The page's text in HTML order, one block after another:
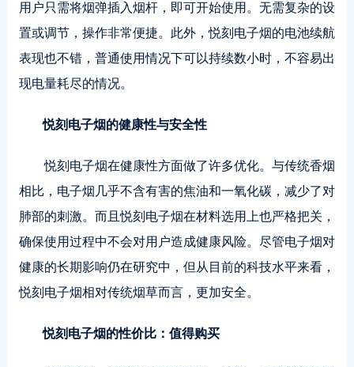
用户只需将烟弹插入烟杆，即可开始使用。无需复杂的设
置或调节，操作非常便捷。此外，悦刻电子烟的电池续航
表现也不错，普通使用情况下可以持续数小时，不容易出
现电量耗尽的情况。
悦刻电子烟的健康性与安全性
悦刻电子烟在健康性方面做了许多优化。与传统香烟
相比，电子烟几乎不含有害的焦油和一氧化碳，减少了对
肺部的刺激。而且悦刻电子烟在材料选用上也严格把关，
确保使用过程中不会对用户造成健康风险。尽管电子烟对
健康的长期影响仍在研究中，但从目前的科技水平来看，
悦刻电子烟相对传统烟草而言，更加安全。
悦刻电子烟的性价比：值得购买